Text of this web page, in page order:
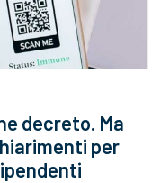
decreto. Ma
per